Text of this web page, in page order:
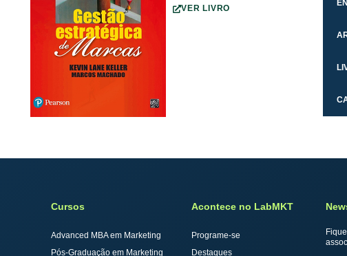
VER LIVRO
Cursos
Advanced MBA em Marketing
Pós-Graduação em Marketing
Acontece no LabMKT
Programe-se
Destaques